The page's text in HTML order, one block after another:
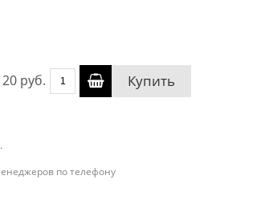
руб. Купить
по телефону